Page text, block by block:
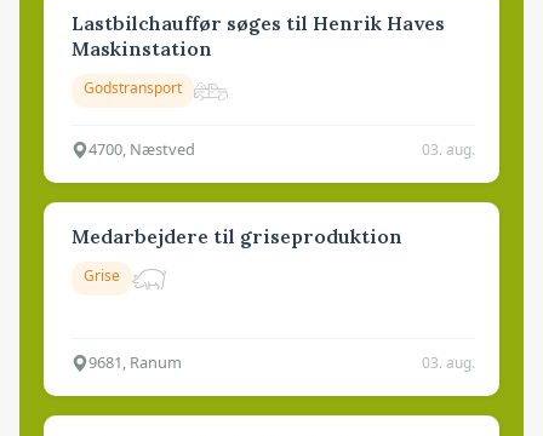
Lastbilchauffør søges til Henrik Haves
Maskinstation
Godstransport
4700, Næstved 03. aug.
Medarbejdere til griseproduktion
Grise
9681, Ranum 03. aug.